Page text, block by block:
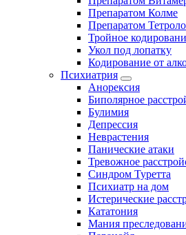
Препаратом Колме
Препаратом
Тройное
Укол под лопатку
Кодирование от
Психиатрия
Анорексия
Биполярное
Булимия
Депрессия
Неврастения
Панические атаки
Тревожное
Синдром Туретта
Психиатр на дом
Истерические
Кататония
Мания